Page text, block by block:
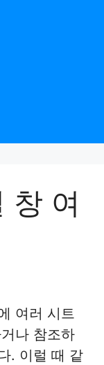
창 여
여러 시트
나 참조하
. 이럴 때 같